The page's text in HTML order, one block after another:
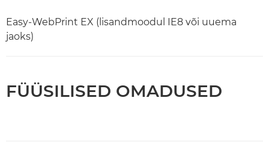
Easy-WebPrint EX (lisandmoodul IE8 või uuema
jaoks)
FÜÜSILISED OMADUSED